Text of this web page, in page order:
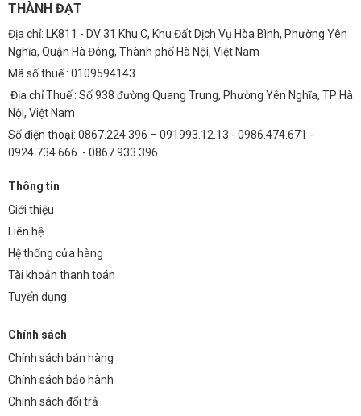
THÀNH ĐẠT
Địa chỉ: LK811 - DV 31 Khu C, Khu Đất Dịch Vụ Hòa Bình, Phường Yên
Nghĩa, Quận Hà Đông, Thành phố Hà Nội, Việt Nam
Mã số thuế : 0109594143
Địa chỉ Thuế : Số 938 đường Quang Trung, Phường Yên Nghĩa, TP Hà
Nội, Việt Nam
Số điện thoại: 0867.224.396 – 091993.12.13 - 0986.474.671 -
0924.734.666 - 0867.933.396
Thông tin
Giới thiệu
Liên hệ
Hệ thống cửa hàng
Tài khoản thanh toán
Tuyển dụng
Chính sách
Chính sách bán hàng
Chính sách bảo hành
Chính sách đổi trả